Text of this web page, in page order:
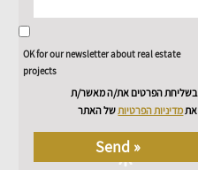
OK for our newsletter about real estate
projects
בשליחת הפרטים את/ה מאשר/ת
את מדיניות הפרטיות של האתר